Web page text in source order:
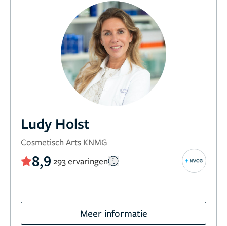
Ludy Holst
Cosmetisch Arts KNMG
8,9 293 ervaringen
Meer informatie